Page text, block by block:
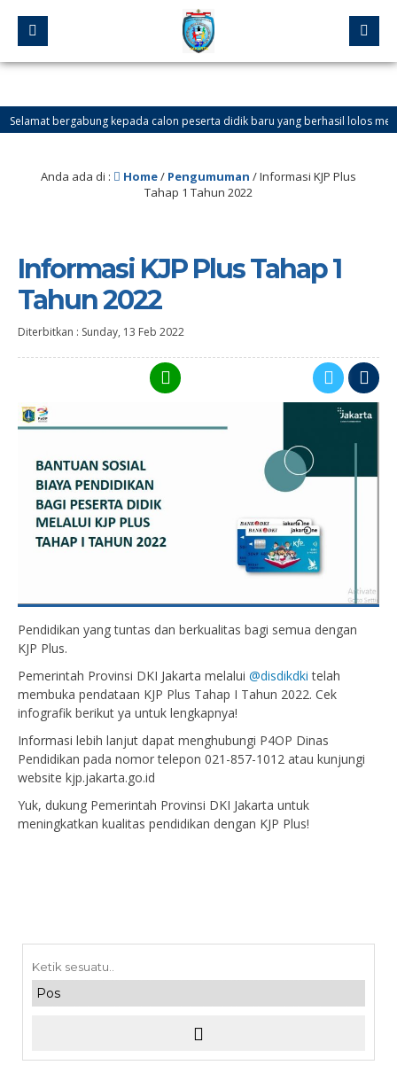
bergabung kepada calon peserta didik baru yang berhasil lolos melalui
DATANG DI WEBSITE SMP NEGERI 37 JAKARTA. Ingin tahu info
Anda ada di : Home/ Pengumuman /Informasi KJP Plus
Tahap 1 Tahun 2022
Informasi KJP Plus Tahap 1
Tahun 2022
Diterbitkan : Sunday, 13 Feb 2022
Pendidikan yang tuntas dan berkualitas bagi semua dengan
KJP Plus.
Pemerintah Provinsi DKI Jakarta melalui @disdikdki telah
membuka pendataan KJP Plus Tahap I Tahun 2022. Cek
infografik berikut ya untuk lengkapnya!
Informasi lebih lanjut dapat menghubungi P4OP Dinas
Pendidikan pada nomor telepon 021-857-1012 atau kunjungi
website kjp.jakarta.go.id
Yuk, dukung Pemerintah Provinsi DKI Jakarta untuk
meningkatkan kualitas pendidikan dengan KJP Plus!